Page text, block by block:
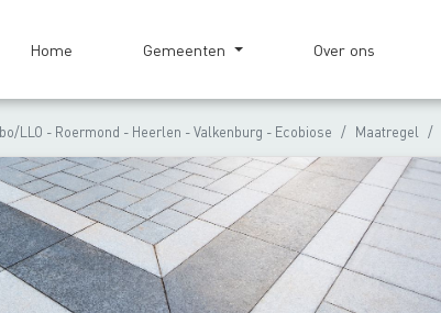
Home Gemeenten Over ons
LLO - Roermond - Heerlen - Valkenburg - Ecobiose Maatregel